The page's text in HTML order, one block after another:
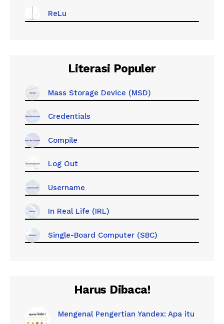
ReLu
Literasi Populer
Mass Storage Device (MSD)
Credentials
Compile
Log Out
Username
In Real Life (IRL)
Single-Board Computer (SBC)
Harus Dibaca!
Mengenal Pengertian Yandex: Apa itu